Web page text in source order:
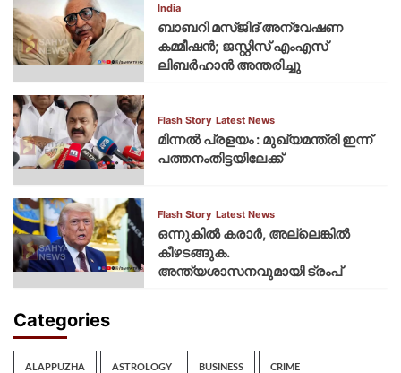
India
ബാബറി മസ്ജിദ് അന്വേഷണ
കമ്മീഷന്‍; ജസ്റ്റിസ് എംഎസ്
ലിബര്‍ഹാന്‍ അന്തരിച്ചു
Flash Story Latest News
മിന്നല്‍ പ്രളയം : മുഖ്യമന്ത്രി ഇന്ന്
പത്തനംതിട്ടയിലേക്ക്
Flash Story Latest News
ഒന്നുകില്‍ കരാര്‍, അല്ലെങ്കില്‍
കീഴടങ്ങുക.
അന്ത്യശാസനവുമായി ട്രംപ്
Categories
ALAPPUZHA ASTROLOGY BUSINESS CRIME